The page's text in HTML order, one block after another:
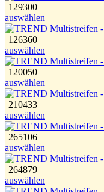
129300
auswählen
126360
auswählen
120050
auswählen
210433
auswählen
265106
auswählen
264879
auswählen